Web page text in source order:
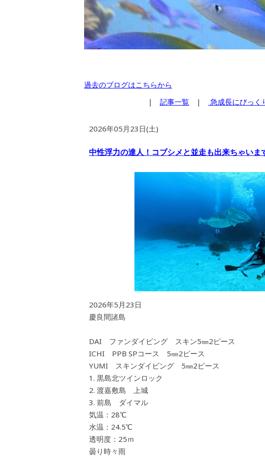
過去のブログはこちらから
| 記事一覧| 急成長にびっく
2026年05月23日(土)
中性浮力の達人！コブシメと並走も出来ちゃいま
2026年5月23日
慶良間諸島
DAI ファンダイビング スキン5㎜2ピース
ICHI PPB SPコース 5㎜2ピース
YUMI スキンダイビング 5㎜2ピース
黒島北ツインロック
渡嘉敷島 上城
前島 ダイマル
気温：28℃
水温：24.5℃
透明度：25ｍ
曇り時々雨